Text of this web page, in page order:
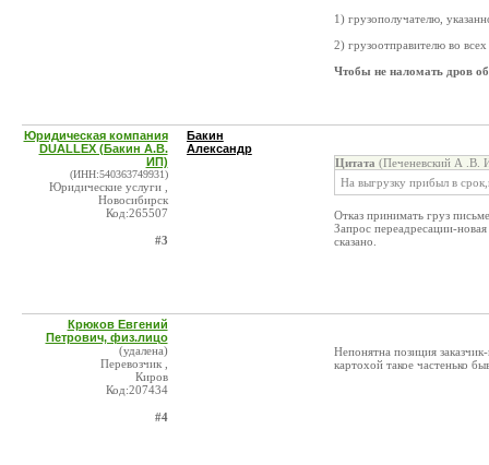
1) грузополучателю,
2) грузоотправителю во
Чтобы не наломать дров
Юридическая компания
DUALLEX (Бакин А.В.
ИП)
(ИНН:540363749931)
Юридические услуги ,
Новосибирск
Код:265507
#3
Бакин
Александр
Цитата (Печеневский А .В.
На выгрузку прибыл в
Отказ принимать груз
Запрос переадресации-
сказано.
Крюков Евгений
Петрович, физ.лицо
(удалена)
Перевозчик ,
Киров
Код:207434
#4
Непонятна позиция
картохой такое частенько